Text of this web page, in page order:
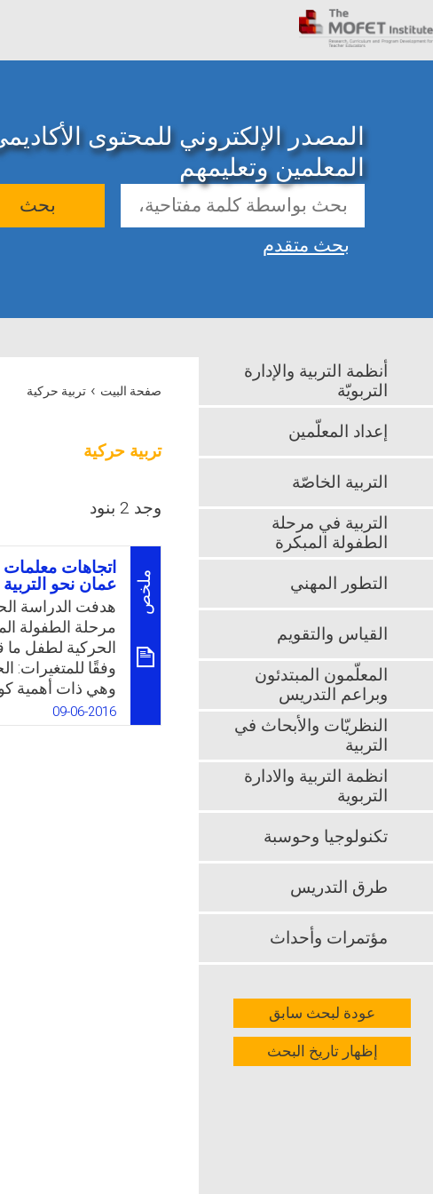
المصدر الإلكتروني للمحتوى
المعلمين وتعليمهم
بحث
بحث متقدم
صفحة البيت › تربية حركية
تربية حركية
وجد 2 بنود
ملخص
اتجاهات
عمان نحو
هدفت الدراسة
مرحلة الطفولة
الحركية لطفل ما
وفقًا للمتغيرات:
وهي ذات أهمية
والضعف في
للارتقاء ببرامج
09-06-2016
أنظمة التربية والإدارة
التربويّة
إعداد المعلّمين
التربية الخاصّة
التربية في مرحلة
الطفولة المبكرة
التطور المهني
القياس والتقويم
المعلّمون المبتدئون
وبراعم التدريس
النظريّات والأبحاث في
التربية
انظمة التربية والادارة
التربوية
تكنولوجيا وحوسبة
طرق التدريس
مؤتمرات وأحداث
عودة لبحث سابق
إظهار تاريخ البحث